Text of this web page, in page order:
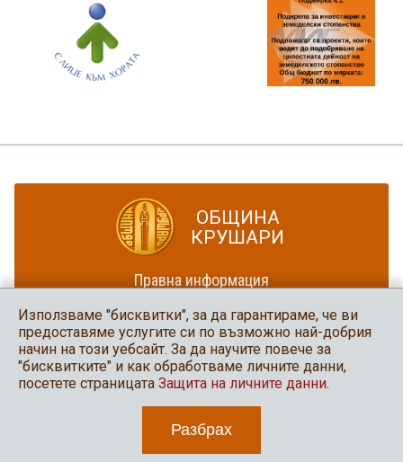
ОБЩИНА
КРУШАРИ
Правна информация
Карта на сайта
Община Крушари
в социалните мрежи
Уеб дизайн и програмиране: Нео медия
Използваме "бисквитки", за да гарантираме, че ви
предоставяме услугите си по възможно най-добрия
начин на този уебсайт. За да научите повече за
"бисквитките" и как обработваме личните данни,
посетете страницата Защита на личните данни.
Разбрах